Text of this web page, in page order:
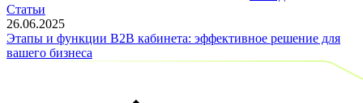
Статьи
26.06.2025
Этапы и функции B2B кабинета: эффективное решение для
вашего бизнеса